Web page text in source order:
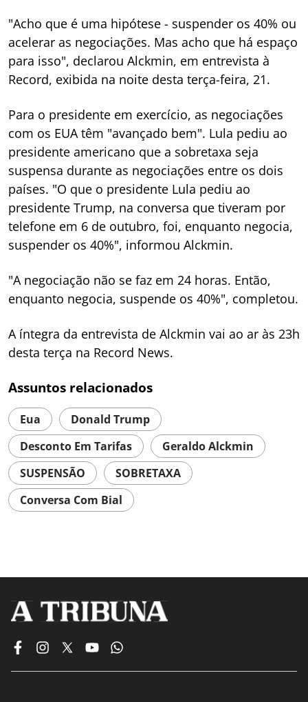
"Acho que é uma hipótese - suspender os 40% ou
acelerar as negociações. Mas acho que há espaço
para isso", declarou Alckmin, em entrevista à
Record, exibida na noite desta terça-feira, 21.
Para o presidente em exercício, as negociações
com os EUA têm "avançado bem". Lula pediu ao
presidente americano que a sobretaxa seja
suspensa durante as negociações entre os dois
países. "O que o presidente Lula pediu ao
presidente Trump, na conversa que tiveram por
telefone em 6 de outubro, foi, enquanto negocia,
suspender os 40%", informou Alckmin.
"A negociação não se faz em 24 horas. Então,
enquanto negocia, suspende os 40%", completou.
A íntegra da entrevista de Alckmin vai ao ar às 23h
desta terça na Record News.
Assuntos relacionados
Eua
Donald Trump
Desconto Em Tarifas
Geraldo Alckmin
SUSPENSÃO
SOBRETAXA
Conversa Com Bial